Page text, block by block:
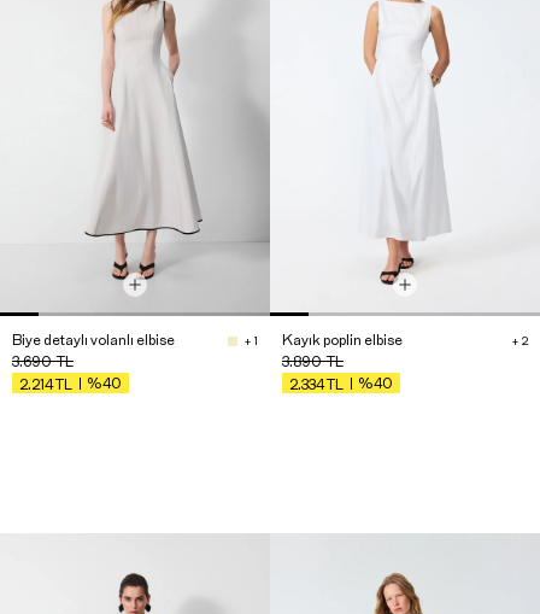
Biye detaylı volanlı elbise + 1
3.690TL
2.214TL %40
Kayık poplin elbise + 2
3.890TL
2.334TL %40